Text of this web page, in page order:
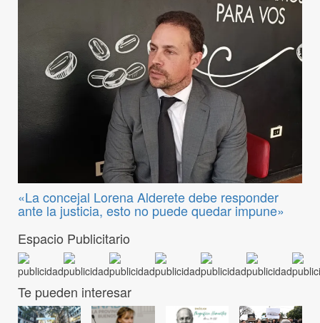
«La concejal Lorena Alderete debe responder
ante la justicia, esto no puede quedar impune»
Espacio Publicitario
Te pueden interesar